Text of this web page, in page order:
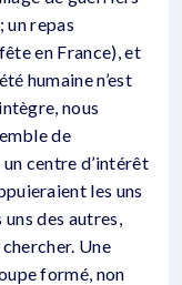
un repas
en France), et
humaine n’est
nous
de
centre d’intérêt
les uns
des autres,
Une
formé, non